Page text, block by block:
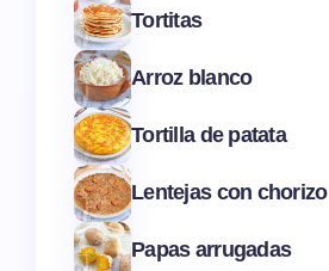
Tortitas
Arroz blanco
Tortilla de patata
Lentejas con chorizo
Papas arrugadas